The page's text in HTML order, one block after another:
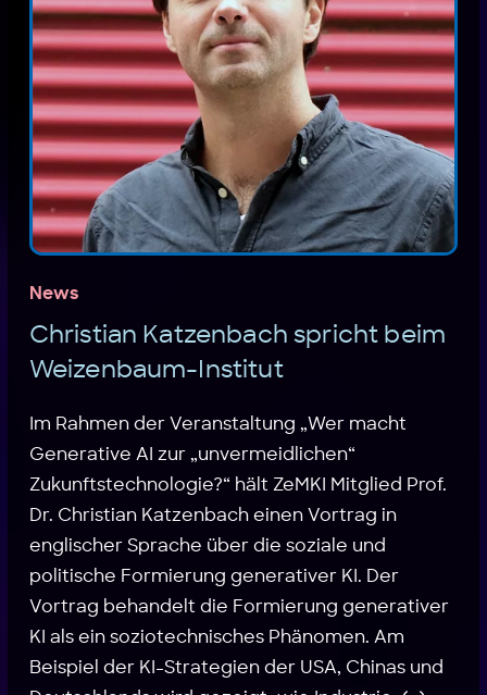
News
Christian Katzenbach spricht beim
Weizenbaum-Institut
Im Rahmen der Veranstaltung „Wer macht
Generative AI zur „unvermeidlichen“
Zukunftstechnologie?“ hält ZeMKI Mitglied Prof.
Dr. Christian Katzenbach einen Vortrag in
englischer Sprache über die soziale und
politische Formierung generativer KI. Der
Vortrag behandelt die Formierung generativer
KI als ein soziotechnisches Phänomen. Am
Beispiel der KI-Strategien der USA, Chinas und